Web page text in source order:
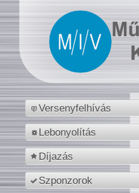
Versenyfelhívás
Lebonyolítás
Díjazás
Szponzorok